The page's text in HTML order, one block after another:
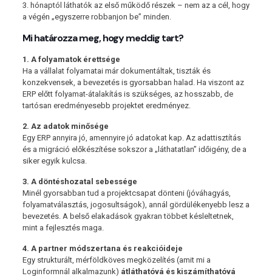
3. hónaptól láthatók az első működő részek – nem az a cél, hogy
a végén „egyszerre robbanjon be” minden.
Mi határozza meg, hogy meddig tart?
1. A folyamatok érettsége
Ha a vállalat folyamatai már dokumentáltak, tiszták és
konzekvensek, a bevezetés is gyorsabban halad. Ha viszont az
ERP előtt folyamat-átalakítás is szükséges, az hosszabb, de
tartósan eredményesebb projektet eredményez.
2. Az adatok minősége
Egy ERP annyira jó, amennyire jó adatokat kap. Az adattisztítás
és a migráció előkészítése sokszor a „láthatatlan” időigény, de a
siker egyik kulcsa.
3. A döntéshozatal sebessége
Minél gyorsabban tud a projektcsapat dönteni (jóváhagyás,
folyamatválasztás, jogosultságok), annál gördülékenyebb lesz a
bevezetés. A belső elakadások gyakran többet késleltetnek,
mint a fejlesztés maga.
4. A partner módszertana és reakcióideje
Egy strukturált, mérföldköves megközelítés (amit mi a
Loginformnál alkalmazunk) átláthatóvá és kiszámíthatóvá